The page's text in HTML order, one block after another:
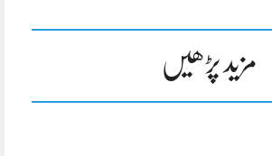
مزید پڑھیں